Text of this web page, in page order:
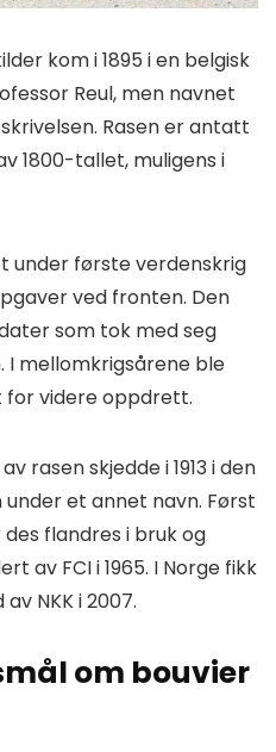
kom i 1895 i en belgisk
Reul, men navnet
Rasen er antatt
1800-tallet, muligens i
under første verdenskrig
ved fronten. Den
som tok med seg
I mellomkrigsårene ble
for videre oppdrett.
rasen skjedde i 1913 i den
et annet navn. Først
flandres i bruk og
av FCI i 1965. I Norge fikk
NKK i 2007.
om bouvier